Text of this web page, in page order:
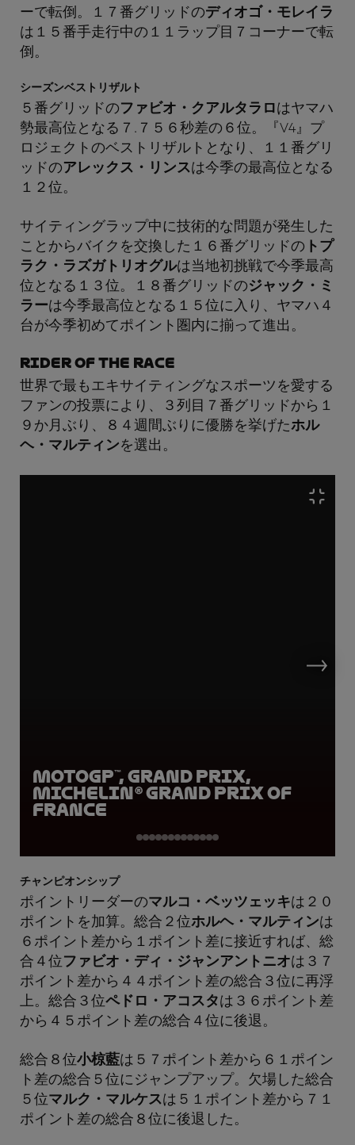
ーで転倒。１７番グリッドのディオゴ・モレイラ
は１５番手走行中の１１ラップ目７コーナーで転
倒。
シーズンベストリザルト
５番グリッドのファビオ・クアルタラロ はヤマハ
勢最高位となる７.７５６秒差の６位。『V4』プ
ロジェクトのベストリザルトとなり、１１番グリ
ッドのアレックス・リンスは今季の最高位となる
１２位。
サイティングラップ中に技術的な問題が発生した
ことからバイクを交換した１６番グリッドの トプ
ラク・ラズガトリオグルは当地初挑戦で今季最高
位となる１３位。１８番グリッドのジャック・ミ
ラーは今季最高位となる１５位に入り、ヤマハ４
台が今季初めてポイント圏内に揃って進出。
RIDER OF THE RACE
世界で最もエキサイティングなスポーツを愛する
ファンの投票により、３列目７番グリッドから１
９か月ぶり、８４週間ぶりに優勝を挙げたホル
ヘ・マルティンを選出。
MotoGP™, Grand Prix,
Michelin® Grand Prix of
France
チャンピオンシップ
ポイントリーダーのマルコ・ベッツェッキは２０
ポイントを加算。総合２位ホルヘ・マルティンは
６ポイント差から１ポイント差に接近すれば、総
合４位ファビオ・ディ・ジャンアントニオは３７
ポイント差から４４ポイント差の総合３位に再浮
上。総合３位ペドロ・アコスタは３６ポイント差
から４５ポイント差の総合４位に後退。
総合８位小椋藍は５７ポイント差から６１ポイン
ト差の総合５位にジャンプアップ。欠場した総合
５位マルク・マルケスは５１ポイント差から７１
ポイント差の総合８位に後退した。